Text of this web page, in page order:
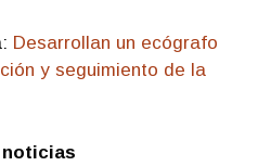
Desarrollan un ecógrafo
y seguimiento de la
noticias